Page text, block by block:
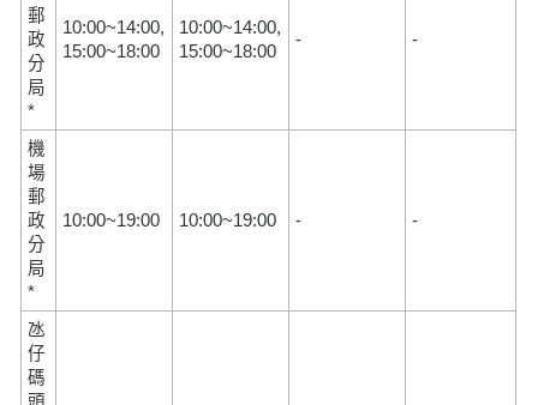
郵
政
分
局
*
10:00~14:00,
15:00~18:00
10:00~14:00,
15:00~18:00
- -
機
場
郵
政
分
局
*
10:00~19:00 10:00~19:00 - -
氹
仔
碼
頭